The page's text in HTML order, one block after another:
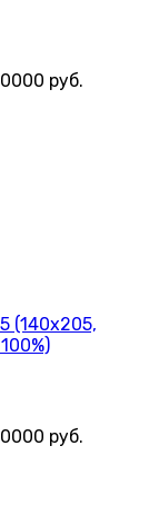
(140х205,